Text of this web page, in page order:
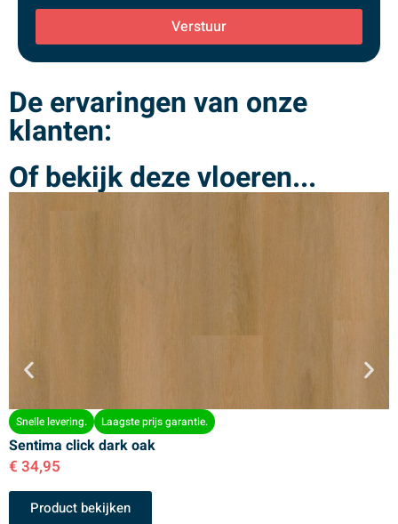
Verstuur
De ervaringen van onze
klanten:
Of bekijk deze vloeren...
Snelle levering. Laagste prijs garantie.
Sentima click dark oak
€ 34,95
Product bekijken